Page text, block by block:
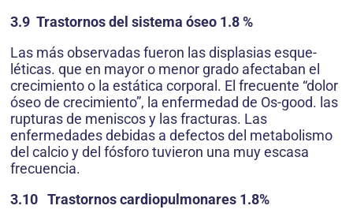
3.9 Trastornos del sistema óseo 1.8 %
Las más observadas fueron las displasias esque-
léticas. que en mayor o menor grado afectaban el
crecimiento o la estática corporal. El frecuente “dolor
óseo de crecimiento”, la enfermedad de Os-good. las
rupturas de meniscos y las fracturas. Las
enfermedades debidas a defectos del metabolismo
del calcio y del fósforo tuvieron una muy escasa
frecuencia.
3.10 Trastornos cardiopulmonares 1.8%